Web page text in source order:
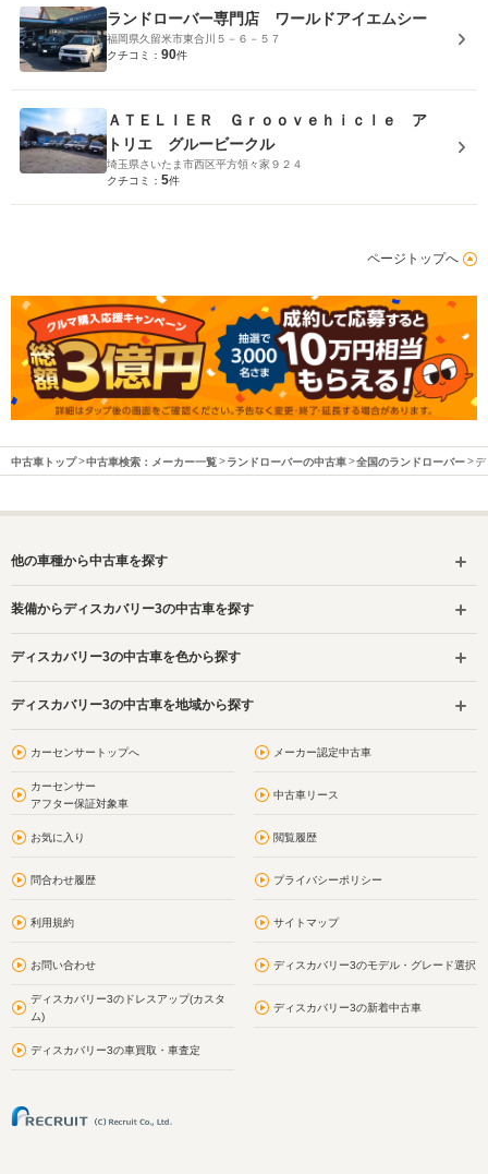
ランドローバー専門店 ワールドアイエムシー
福岡県久留米市東合川５－６－５７
クチコミ： 90件
ＡＴＥＬＩＥＲ Ｇｒｏｏｖｅｈｉｃｌｅ ア
トリエ グルービークル
埼玉県さいたま市西区平方領々家９２４
クチコミ： 5件
ページトップへ
中古車トップ 中古車検索：メーカー一覧 ランドローバーの中古車 全国のランドローバー
他の車種から中古車を探す
装備からディスカバリー3の中古車を探す
ディスカバリー3の中古車を色から探す
ディスカバリー3の中古車を地域から探す
カーセンサートップへ メーカー認定中古車
カーセンサー
アフター保証対象車
中古車リース
お気に入り 閲覧履歴
問合わせ履歴 プライバシーポリシー
利用規約 サイトマップ
お問い合わせ ディスカバリー3のモデル・グレード選択
ディスカバリー3のドレスアップ(カスタ
ム)
ディスカバリー3の新着中古車
ディスカバリー3の車買取・車査定